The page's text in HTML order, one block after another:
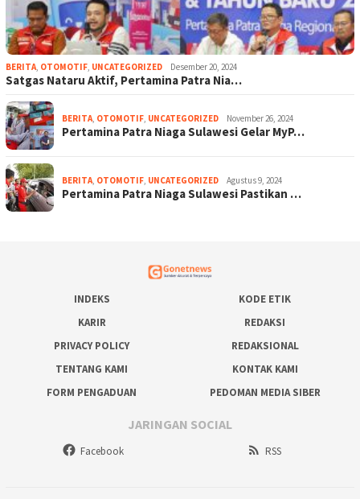
BERITA OTOMOTIF UNCATEGORIZED Desember 20, 2024
Satgas Nataru Aktif, Pertamina Patra Nia…
BERITA OTOMOTIF UNCATEGORIZED November 26, 2024
Pertamina Patra Niaga Sulawesi Gelar MyP…
BERITA OTOMOTIF UNCATEGORIZED Agustus 9, 2024
Pertamina Patra Niaga Sulawesi Pastikan …
INDEKS
KODE ETIK
KARIR
REDAKSI
PRIVACY POLICY
REDAKSIONAL
TENTANG KAMI
KONTAK KAMI
FORM PENGADUAN
PEDOMAN MEDIA SIBER
JARINGAN SOCIAL
Facebook RSS